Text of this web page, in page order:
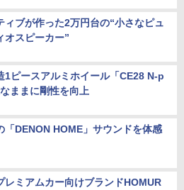
ィブが作った2万円台の“小さなピュ
オスピーカー”
1ピースアルミホイール「CE28 N-p
ままに剛性を向上
「DENON HOME」サウンドを体感
レミアムカー向けブランドHOMUR